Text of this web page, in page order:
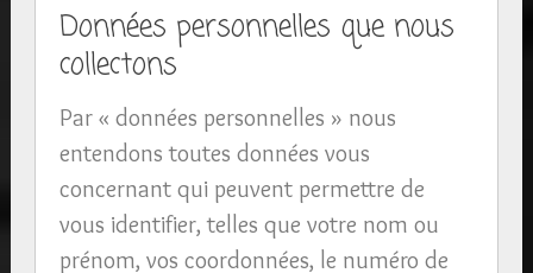
Données personnelles que nous
collectons
Par « données personnelles » nous
entendons toutes données vous
concernant qui peuvent permettre de
vous identifier, telles que votre nom ou
prénom, vos coordonnées, le numéro de